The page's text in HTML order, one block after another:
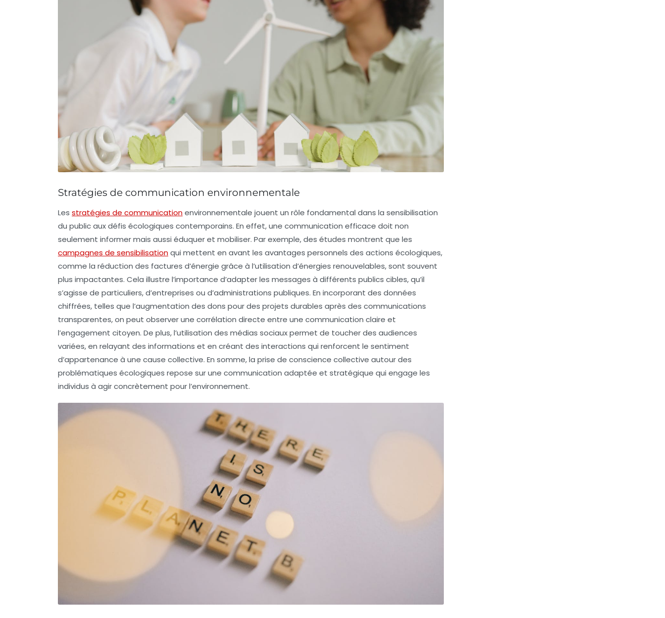
Stratégies de communication environnementale
Les stratégies de communicationenvironnementale jouent un rôle fondamental dans la sensibilisation
du public aux défis écologiques contemporains. En effet, une communication efficace doit non
seulement informer mais aussi éduqueret mobiliser. Par exemple, des études montrent que les
campagnes de sensibilisationqui mettent en avant les avantages personnels des actions écologiques,
comme la réduction des factures d’énergie grâce à l’utilisation d’énergies renouvelables, sont souvent
plus impactantes. Cela illustre l’importance d’adapter les messages à différents publics cibles, qu’il
s’agisse de particuliers, d’entreprises ou d’administrations publiques. En incorporant des données
chiffrées, telles que l’augmentation des dons pour des projets durables après des communications
transparentes, on peut observer une corrélation directe entre une communication claire et
l’engagement citoyen. De plus, l’utilisation des médias sociauxpermet de toucher des audiences
variées, en relayant des informations et en créant des interactions qui renforcent le sentiment
d’appartenance à une cause collective. En somme, la prise de conscience collective autour des
problématiques écologiques repose sur une communication adaptée et stratégique qui engage les
individus à agir concrètement pour l’environnement.